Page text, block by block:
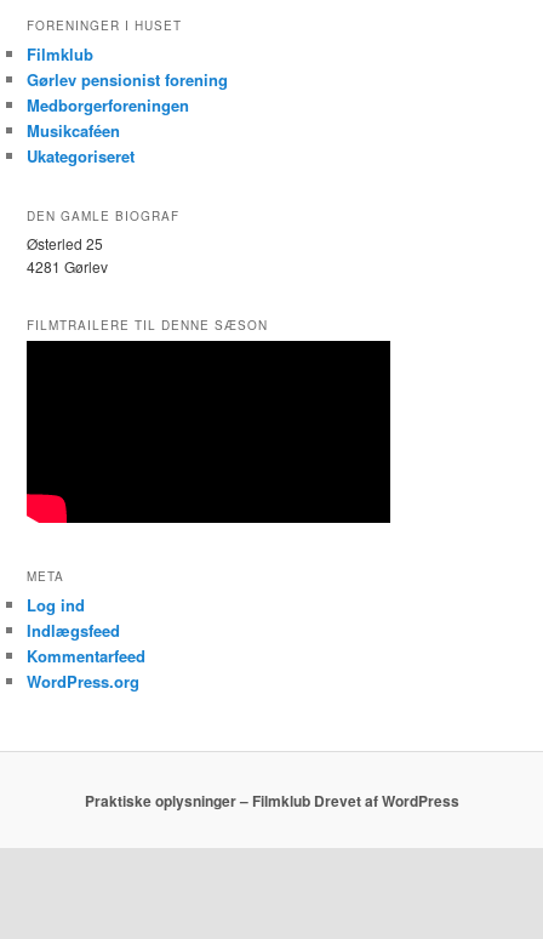
FORENINGER I HUSET
Filmklub
Gørlev pensionist forening
Medborgerforeningen
Musikcaféen
Ukategoriseret
DEN GAMLE BIOGRAF
Østerled 25
4281 Gørlev
FILMTRAILERE TIL DENNE SÆSON
META
Log ind
Indlægsfeed
Kommentarfeed
WordPress.org
Praktiske oplysninger – Filmklub Drevet af WordPress